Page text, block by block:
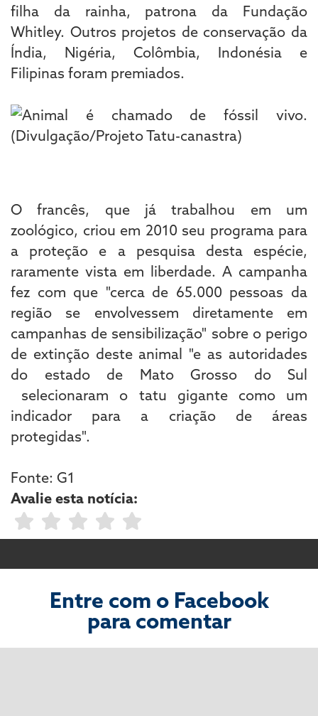
filha da rainha, patrona da Fundação
Whitley. Outros projetos de conservação da
Índia, Nigéria, Colômbia, Indonésia e
Filipinas foram premiados.
O francês, que já trabalhou em um
zoológico, criou em 2010 seu programa para
a proteção e a pesquisa desta espécie,
raramente vista em liberdade. A campanha
fez com que "cerca de 65.000 pessoas da
região se envolvessem diretamente em
campanhas de sensibilização" sobre o perigo
de extinção deste animal "e as autoridades
do estado de Mato Grosso do Sul
selecionaram o tatu gigante como um
indicador para a criação de áreas
protegidas".
Fonte: G1
Avalie esta notícia:
Entre com o Facebook
para comentar